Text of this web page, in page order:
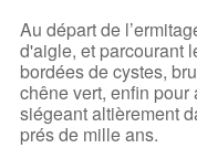
Au départ de
d'aigle, et parcourant
bordées de cystes,
chêne vert, enfin
siégeant altièrement
prés de mille ans.